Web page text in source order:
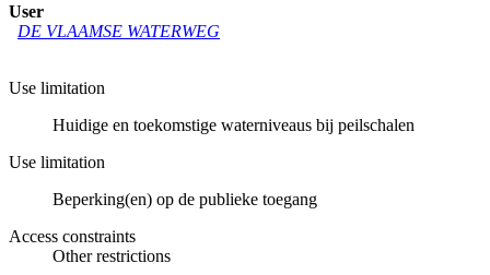
User
DE VLAAMSE WATERWEG
Use limitation
Huidige en toekomstige waterniveaus bij peilschalen
Use limitation
Beperking(en) op de publieke toegang
Access constraints
Other restrictions